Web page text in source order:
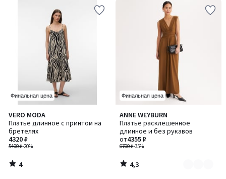
Финальная цена
VERO MODA
Платье длинное с принтом на
бретелях
5400 ₽-20%
4320 ₽
4
/
5
4
/
Финальная цена
ANNE WEYBURN
Платье расклешенное
длинное и без рукавов
6700 ₽-35%
от4355 ₽
4,3
/ 5
Количество
цветов:
2
4,3
/